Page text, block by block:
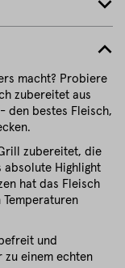
macht? Probiere
zubereitet aus
den bestes Fleisch,
zubereitet, die
absolute Highlight
hat das Fleisch
und
zu einem echten